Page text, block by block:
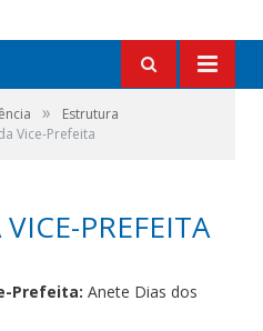
»
Estrutura
Vice-Prefeita
PREFEITA
Prefeita: Anete Dias dos